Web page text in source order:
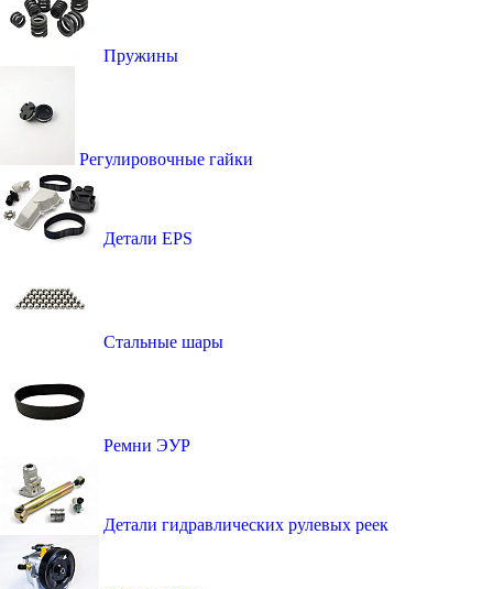
Пружины
Регулировочные гайки
Детали EPS
Стальные шары
Ремни ЭУР
Детали гидравлических рулевых реек